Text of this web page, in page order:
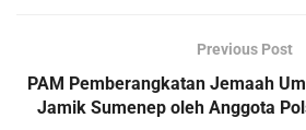
Previous Post
PAM Pemberangkatan Jemaah
Jamik Sumenep oleh Anggota